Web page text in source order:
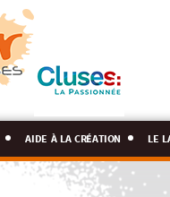
aide à la création le